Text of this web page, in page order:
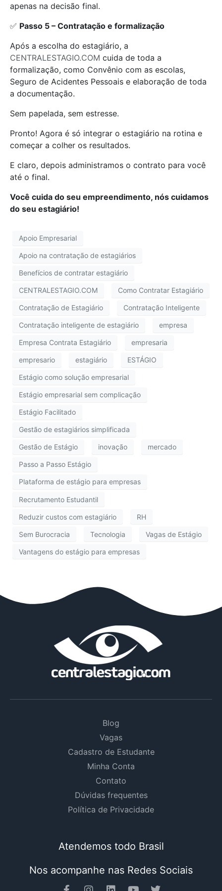
apenas na decisão final.
✅ Passo 5 – Contratação e formalização
Após a escolha do estagiário, a
CENTRALESTAGIO.COM cuida de toda a
formalização, como Convênio com as escolas,
Seguro de Acidentes Pessoais e elaboração de toda
a documentação.
Sem papelada, sem estresse.
Pronto! Agora é só integrar o estagiário na rotina e
começar a colher os resultados.
E claro, depois administramos o contrato para você
até o final.
Você cuida do seu empreendimento, nós cuidamos
do seu estagiário!
Apoio Empresarial
Apoio na contratação de estagiários
Benefícios de contratar estagiário
CENTRALESTAGIO.COM Como Contratar Estagiário
Contratação de Estagiário Contratação Inteligente
Contratação inteligente de estagiário empresa
Empresa Contrata Estagiário empresaria
empresario estagiário ESTÁGIO
Estágio como solução empresarial
Estágio empresarial sem complicação
Estágio Facilitado
Gestão de estagiários simplificada
Gestão de Estágio inovação mercado
Passo a Passo Estágio
Plataforma de estágio para empresas
Recrutamento Estudantil
Reduzir custos com estagiário RH
Sem Burocracia Tecnologia Vagas de Estágio
Vantagens do estágio para empresas
Blog
Vagas
Cadastro de Estudante
Minha Conta
Contato
Dúvidas frequentes
Política de Privacidade
Atendemos todo Brasil
Nos acompanhe nas Redes Sociais